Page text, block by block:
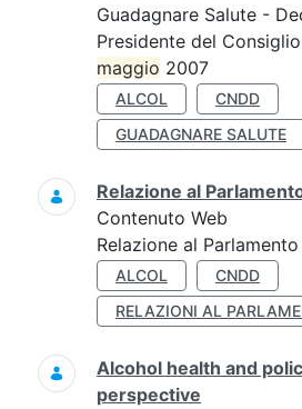
Guadagnare Salute -
Presidente del
maggio 2007
ALCOL
CNDD
GUADAGNARE SALUTE
Relazione al
Contenuto Web
Relazione al
ALCOL
CNDD
RELAZIONI AL
Alcohol health and
perspective